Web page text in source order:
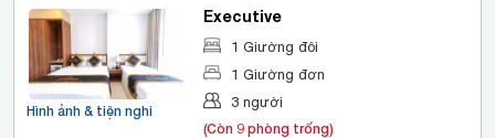
Hình ảnh & tiện nghi
Executive
1 Giường đôi
1 Giường đơn
3 người
(Còn 9 phòng trống)